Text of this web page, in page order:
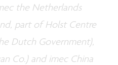
the Netherlands
part of Holst Centre
Dutch Government),
Co.) and imec China